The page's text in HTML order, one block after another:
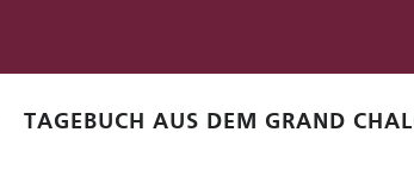
TAGEBUCH AUS DEM GRAND